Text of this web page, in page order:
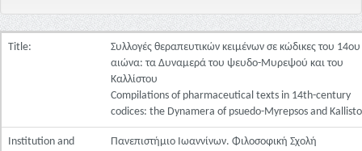
Title:
Συλλογές θεραπευτικών κειμένων σε κώδικες του 14ου
αιώνα: τα Δυναμερά του ψευδο-Μυρεψού και του
Καλλίστου
Compilations of pharmaceutical texts in 14th-century
codices: the Dynamera of psuedo-Myrepsos and
Institution and
Πανεπιστήμιο Ιωαννίνων. Φιλοσοφική Σχολή